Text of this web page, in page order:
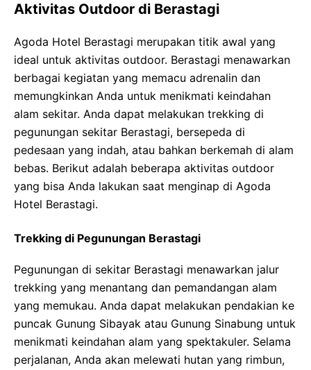
Aktivitas Outdoor di Berastagi
Agoda Hotel Berastagi merupakan titik awal yang
ideal untuk aktivitas outdoor. Berastagi menawarkan
berbagai kegiatan yang memacu adrenalin dan
memungkinkan Anda untuk menikmati keindahan
alam sekitar. Anda dapat melakukan trekking di
pegunungan sekitar Berastagi, bersepeda di
pedesaan yang indah, atau bahkan berkemah di alam
bebas. Berikut adalah beberapa aktivitas outdoor
yang bisa Anda lakukan saat menginap di Agoda
Hotel Berastagi.
Trekking di Pegunungan Berastagi
Pegunungan di sekitar Berastagi menawarkan jalur
trekking yang menantang dan pemandangan alam
yang memukau. Anda dapat melakukan pendakian ke
puncak Gunung Sibayak atau Gunung Sinabung untuk
menikmati keindahan alam yang spektakuler. Selama
perjalanan, Anda akan melewati hutan yang rimbun,